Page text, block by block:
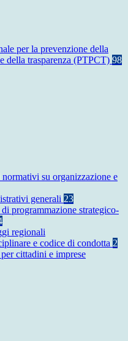
per la prevenzione della
della trasparenza (PTPCT) 98
su organizzazione e
generali 23
programmazione strategico-
regionali
e codice di condotta 2
cittadini e imprese